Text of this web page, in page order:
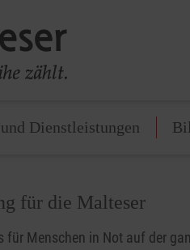
Dienstleistungen
für die Malteser
für Menschen in Not auf der